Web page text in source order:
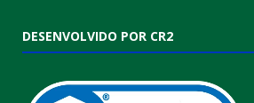
DESENVOLVIDO POR CR2